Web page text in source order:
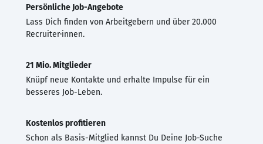
Persönliche Job-Angebote
Lass Dich finden von Arbeitgebern und über 20.000
Recruiter·innen.
21 Mio. Mitglieder
Knüpf neue Kontakte und erhalte Impulse für ein
besseres Job-Leben.
Kostenlos profitieren
Schon als Basis-Mitglied kannst Du Deine Job-Suche